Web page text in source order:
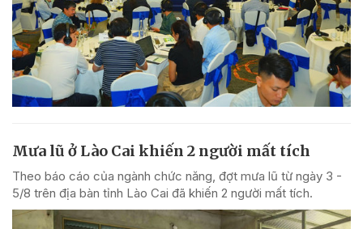
Mưa lũ ở Lào Cai khiến 2 người mất tích
Theo báo cáo của ngành chức năng, đợt mưa lũ từ ngày 3 -
5/8 trên địa bàn tỉnh Lào Cai đã khiến 2 người mất tích.